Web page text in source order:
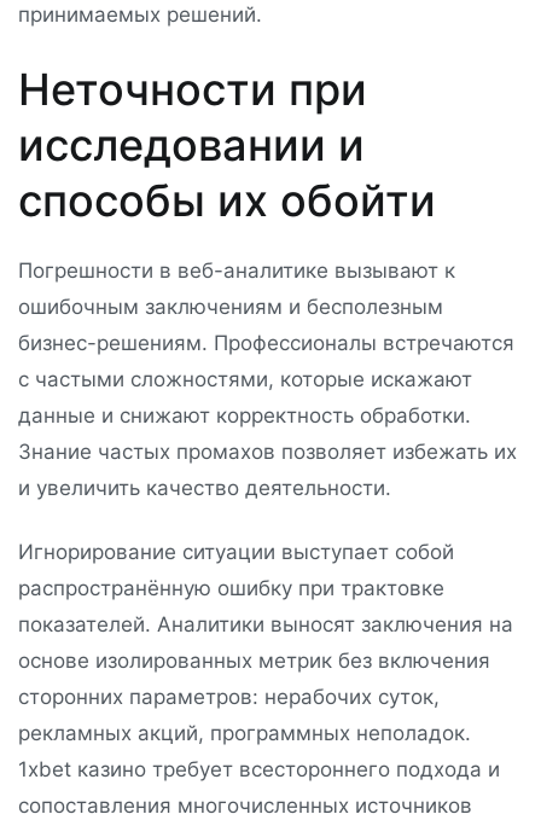
принимаемых решений.
Неточности при
исследовании и
способы их обойти
Погрешности в веб-аналитике вызывают к
ошибочным заключениям и бесполезным
бизнес-решениям. Профессионалы встречаются
с частыми сложностями, которые искажают
данные и снижают корректность обработки.
Знание частых промахов позволяет избежать их
и увеличить качество деятельности.
Игнорирование ситуации выступает собой
распространённую ошибку при трактовке
показателей. Аналитики выносят заключения на
основе изолированных метрик без включения
сторонних параметров: нерабочих суток,
рекламных акций, программных неполадок.
1xbet казино требует всестороннего подхода и
сопоставления многочисленных источников